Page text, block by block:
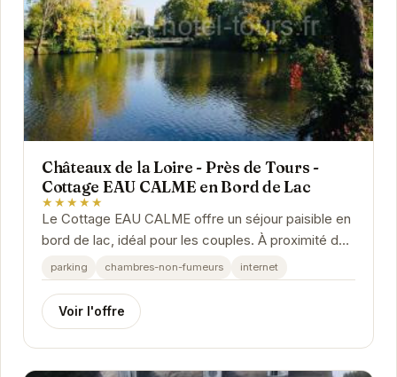
Châteaux de la Loire - Près de Tours -
Cottage EAU CALME en Bord de Lac
★★★★★
Le Cottage EAU CALME offre un séjour paisible en
bord de lac, idéal pour les couples. À proximité des
châteaux de la Loire, il propose un...
parking chambres-non-fumeurs internet
Voir l'offre